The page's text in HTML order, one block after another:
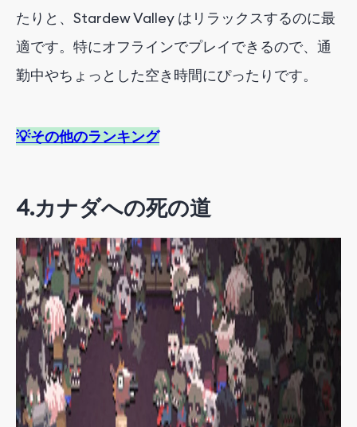
たりと、Stardew Valley はリラックスするのに最
適です。特にオフラインでプレイできるので、通
勤中やちょっとした空き時間にぴったりです。
💡その他のランキング
4.カナダへの死の道